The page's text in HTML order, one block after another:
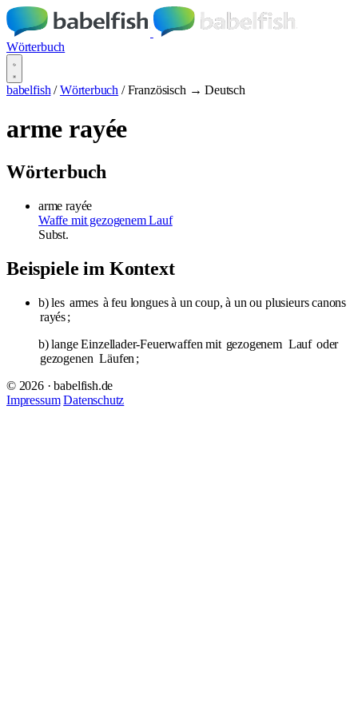
Wörterbuch
babelfish / Wörterbuch / Französisch → Deutsch
arme rayée
Wörterbuch
arme rayée
Waffe mit gezogenem Lauf
Subst.
Beispiele im Kontext
b) les armes à feu longues à un coup, à un ou plusieurs canons
rayés;
b) lange Einzellader-Feuerwaffen mit gezogenem Lauf oder
gezogenen Läufen ;
© 2026 · babelfish.de
Impressum Datenschutz